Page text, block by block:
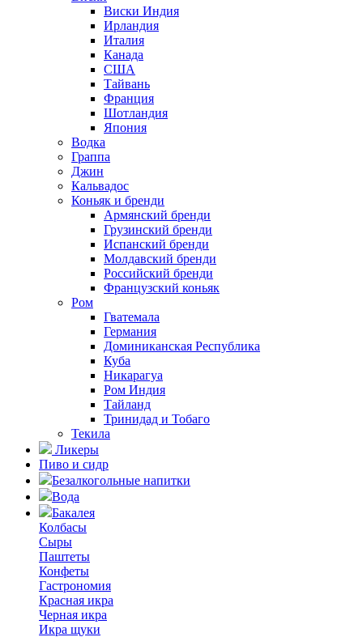
Виски Индия
Ирландия
Италия
Канада
США
Тайвань
Франция
Шотландия
Япония
Водка
Граппа
Джин
Кальвадос
Коньяк и бренди
Армянский бренди
Грузинский бренди
Испанский бренди
Молдавский бренди
Российский бренди
Французский коньяк
Ром
Гватемала
Германия
Доминиканская Республика
Куба
Никарагуа
Ром Индия
Тайланд
Тринидад и Тобаго
Текила
Ликеры
Пиво и сидр
Безалкогольные напитки
Вода
Бакалея
Колбасы
Сыры
Паштеты
Конфеты
Гастрономия
Красная икра
Черная икра
Икра щуки